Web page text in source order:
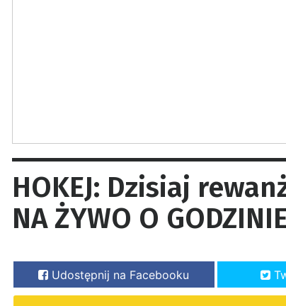
HOKEJ: Dzisiaj
NA ŻYWO O
Udostępnij na Facebooku